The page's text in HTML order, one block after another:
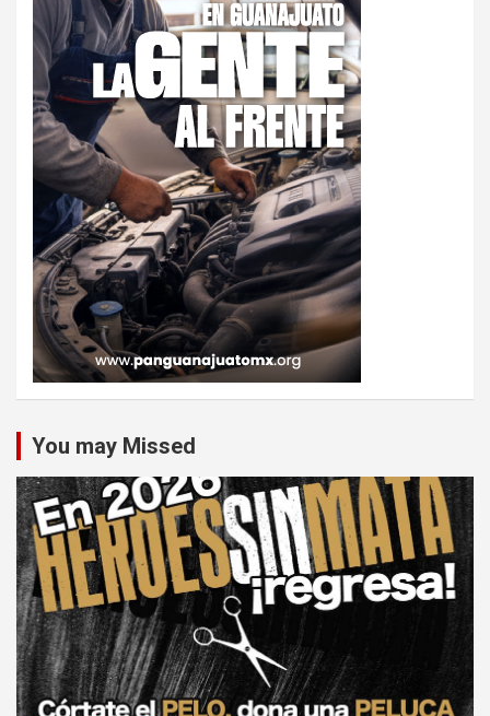
You may Missed